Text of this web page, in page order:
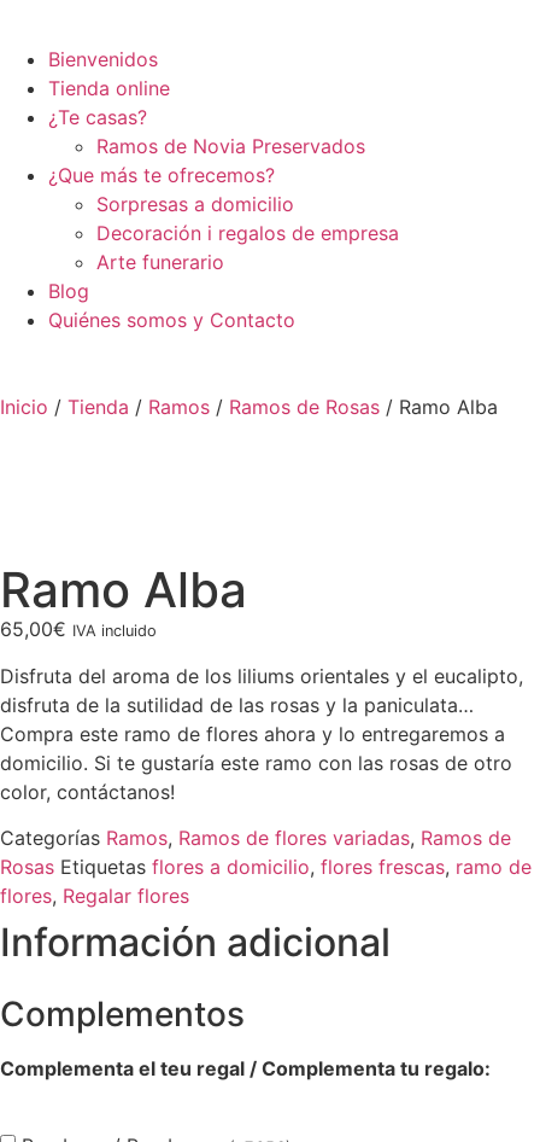
Bienvenidos
Tienda online
¿Te casas?
Ramos de Novia Preservados
¿Que más te ofrecemos?
Sorpresas a domicilio
Decoración i regalos de empresa
Arte funerario
Blog
Quiénes somos y Contacto
Inicio / Tienda / Ramos / Ramos de Rosas / Ramo Alba
Ramo Alba
65,00€ IVA incluido
Disfruta del aroma de los liliums orientales y el eucalipto,
disfruta de la sutilidad de las rosas y la paniculata…
Compra este ramo de flores ahora y lo entregaremos a
domicilio. Si te gustaría este ramo con las rosas de otro
color, contáctanos!
Categorías Ramos, Ramos de flores variadas, Ramos de
Rosas Etiquetas flores a domicilio, flores frescas, ramo de
flores, Regalar flores
Información adicional
Complementos
Complementa el teu regal / Complementa tu regalo: